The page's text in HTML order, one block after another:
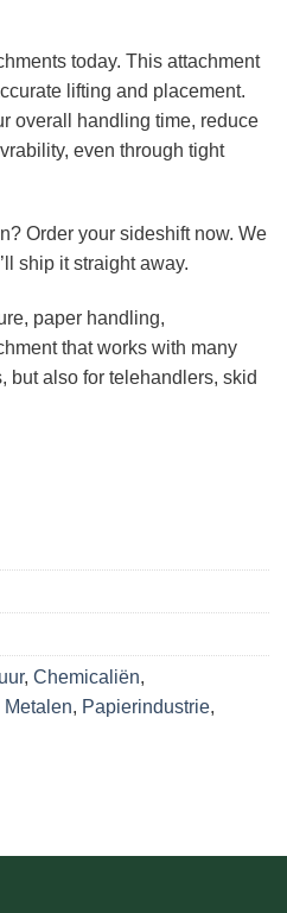
today. This attachment
lifting and placement.
overall handling time, reduce
even through tight
Order your sideshift now. We
ship it straight away.
paper handling,
that works with many
but also for telehandlers, skid
, Chemicaliën,
Metalen, Papierindustrie,